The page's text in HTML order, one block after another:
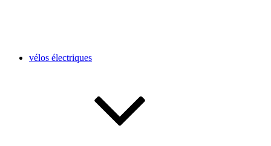
vélos électriques